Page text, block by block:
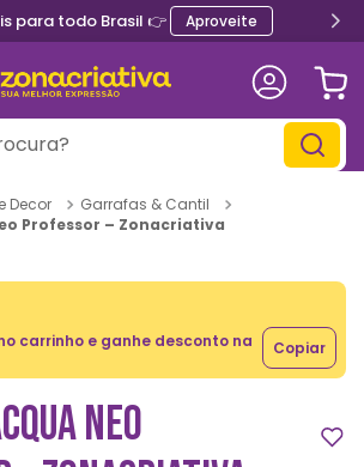
para todo Brasil 👉 Aproveite
Decor
Garrafas & Cantil
Professor – Zonacriativa
carrinho e ganhe desconto na
Copiar
NEO